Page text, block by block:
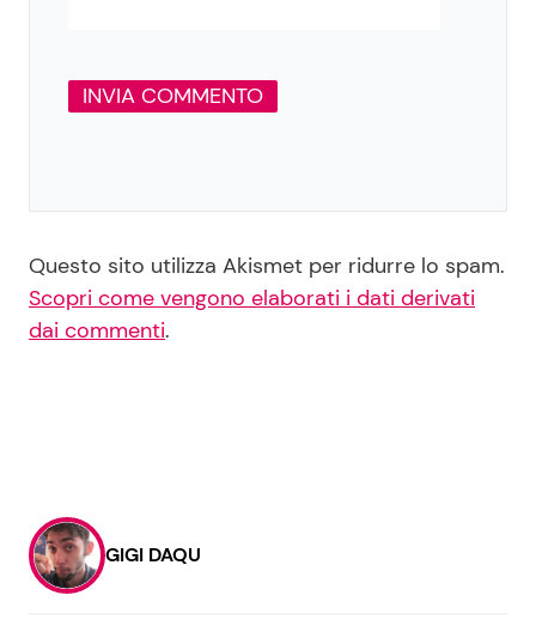
Questo sito utilizza Akismet per ridurre lo spam.
Scopri come vengono elaborati i dati derivati
dai commenti.
GIGI DAQU